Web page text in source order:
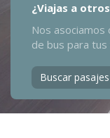
¿Viajas a
Nos
de bus para
Buscar